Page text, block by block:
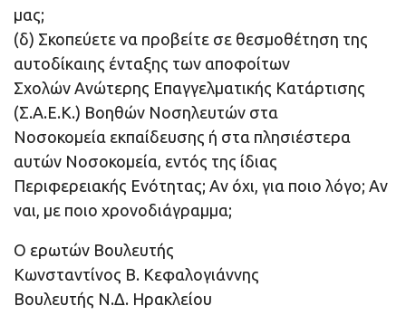
μας;
(δ) Σκοπεύετε να προβείτε σε θεσμοθέτηση της
αυτοδίκαιης ένταξης των αποφοίτων
Σχολών Ανώτερης Επαγγελματικής Κατάρτισης
(Σ.Α.Ε.Κ.) Βοηθών Νοσηλευτών στα
Νοσοκομεία εκπαίδευσης ή στα πλησιέστερα
αυτών Νοσοκομεία, εντός της ίδιας
Περιφερειακής Ενότητας; Αν όχι, για ποιο λόγο; Αν
ναι, με ποιο χρονοδιάγραμμα;
Ο ερωτών Βουλευτής
Κωνσταντίνος Β. Κεφαλογιάννης
Βουλευτής Ν.Δ. Ηρακλείου